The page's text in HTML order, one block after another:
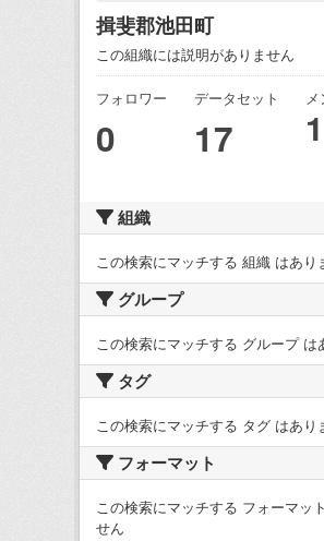
揖斐郡池田町
この組織には説明がありません
フォロワー
0
データセット
17 1
組織
この検索にマッチする 組織 はあり
グループ
この検索にマッチする グループ は
タグ
この検索にマッチする タグ はあり
フォーマット
この検索にマッチする フォーマッ
せん